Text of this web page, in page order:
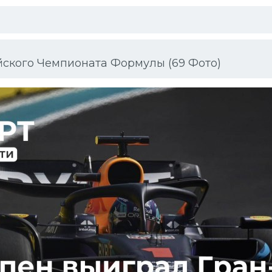
Чемпионата Формулы (69 Фото)